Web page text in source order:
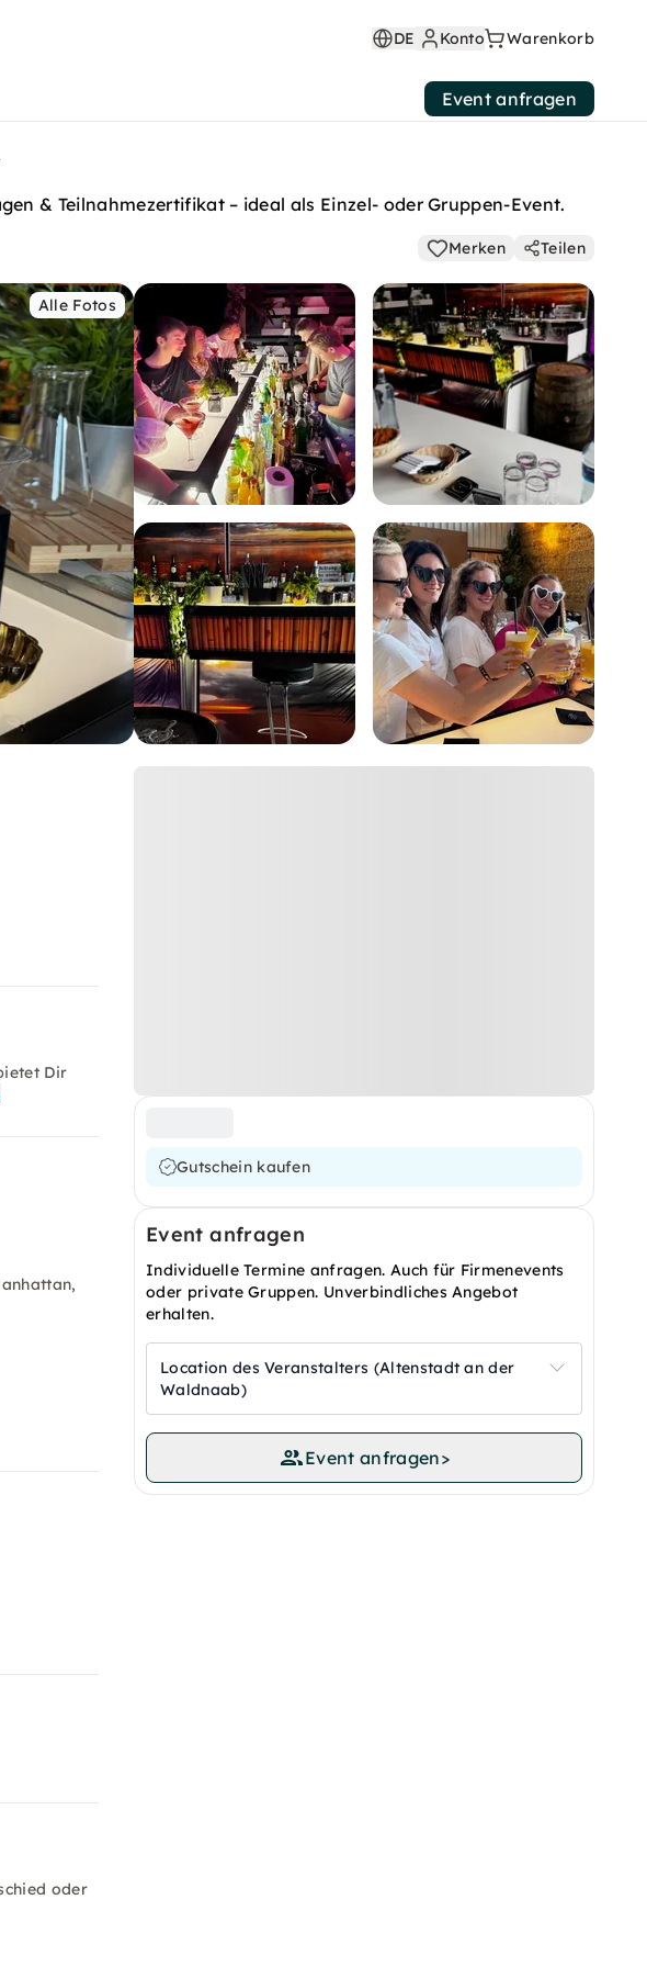
DE Konto Warenkorb
Event anfragen
& Teilnahmezertifikat – ideal als Einzel- oder Gruppen-Event.
Merken Teilen
Alle Fotos
Gutschein kaufen
Event anfragen
Individuelle Termine anfragen. Auch für Firmenevents
oder private Gruppen. Unverbindliches Angebot
erhalten.
Location des Veranstalters (Altenstadt an der
Waldnaab)
Event anfragen>
Dir
oder